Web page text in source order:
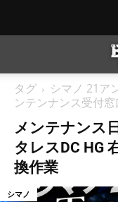
タグ
シマノ 21ア
ンテンナンス受付
メンテナンス
タレスDC HG
換作業
シマノ